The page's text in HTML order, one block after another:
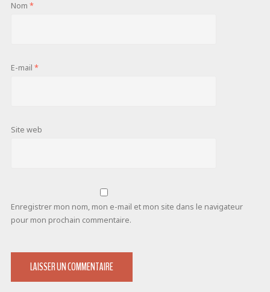
Nom *
E-mail *
Site web
Enregistrer mon nom, mon e-mail et mon site dans le navigateur
pour mon prochain commentaire.